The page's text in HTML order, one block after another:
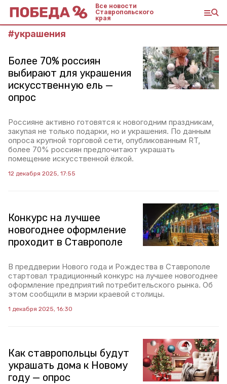
Все новости
Ставропольского
края
#украшения
Более 70% россиян
выбирают для украшения
искусственную ель —
опрос
Россияне активно готовятся к новогодним праздникам,
закупая не только подарки, но и украшения. По данным
опроса крупной торговой сети, опубликованным RT,
более 70% россиян предпочитают украшать
помещение искусственной ёлкой.
12 декабря 2025, 17:55
Конкурс на лучшее
новогоднее оформление
проходит в Ставрополе
В преддверии Нового года и Рождества в Ставрополе
стартовал традиционный конкурс на лучшее новогоднее
оформление предприятий потребительского рынка. Об
этом сообщили в мэрии краевой столицы.
1 декабря 2025, 16:30
Как ставропольцы будут
украшать дома к Новому
году — опрос